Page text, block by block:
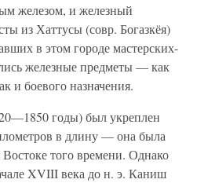
железом, и железный
из Хаттусы (совр. Богазкёя)
в этом городе мастерских-
железные предметы — как
и боевого назначения.
годы) был укреплен
в длину — она была
того времени. Однако
XVIII века до н. э. Каниш